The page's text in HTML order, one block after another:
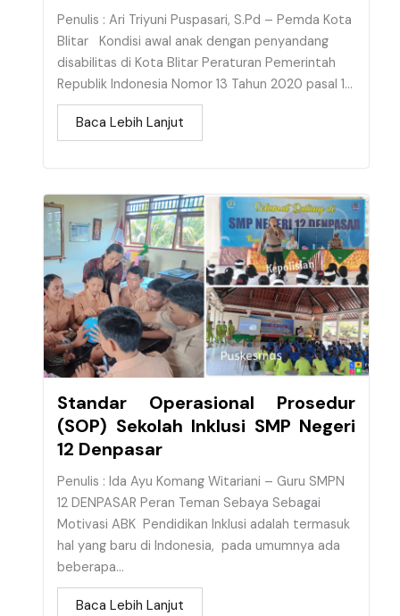
Penulis : Ari Triyuni Puspasari, S.Pd – Pemda Kota
Blitar Kondisi awal anak dengan penyandang
disabilitas di Kota Blitar Peraturan Pemerintah
Republik Indonesia Nomor 13 Tahun 2020 pasal 1...
Baca Lebih Lanjut
Standar Operasional Prosedur
(SOP) Sekolah Inklusi SMP Negeri
12 Denpasar
Penulis : Ida Ayu Komang Witariani – Guru SMPN
12 DENPASAR Peran Teman Sebaya Sebagai
Motivasi ABK Pendidikan Inklusi adalah termasuk
hal yang baru di Indonesia, pada umumnya ada
beberapa...
Baca Lebih Lanjut